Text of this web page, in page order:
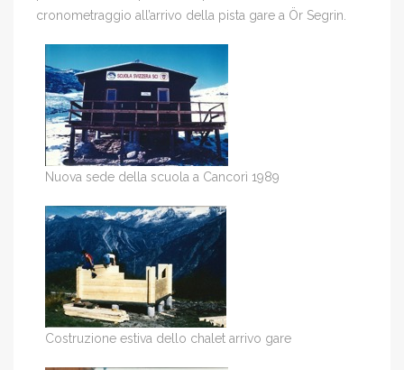
cronometraggio all’arrivo della pista gare a Ör Segrin.
Nuova sede della scuola a Cancorì 1989
Costruzione estiva dello chalet arrivo gare